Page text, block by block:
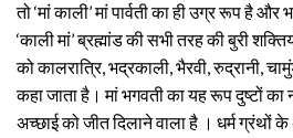
तो ‘मां काली’ मां पार्वती का ही उग्र रूप है
‘काली मां’ ब्रह्मांड की सभी तरह की बुरी
को कालरात्रि, भद्रकाली, भैरवी, रुद्रानी,
कहा जाता है। मां भगवती का यह रूप दुष्टों का
अच्छाई को जीत दिलाने वाला है । धर्म ग्रंथों